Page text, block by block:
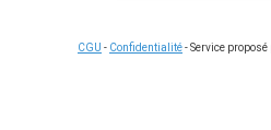
CGU - Confidentialité- Service proposé